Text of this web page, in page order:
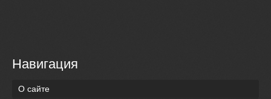
Навигация
О сайте